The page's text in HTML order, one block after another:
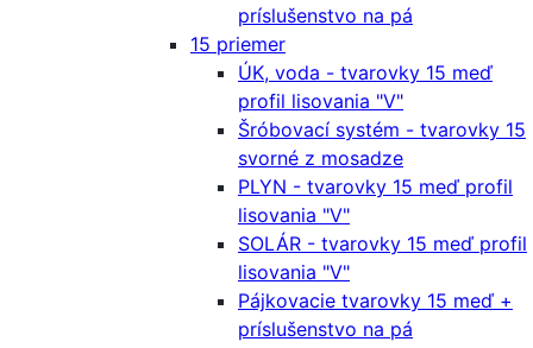
príslušenstvo na pá
15 priemer
ÚK, voda - tvarovky 15 meď
profil lisovania "V"
Šróbovací systém - tvarovky 15
svorné z mosadze
PLYN - tvarovky 15 meď profil
lisovania "V"
SOLÁR - tvarovky 15 meď profil
lisovania "V"
Pájkovacie tvarovky 15 meď +
príslušenstvo na pá